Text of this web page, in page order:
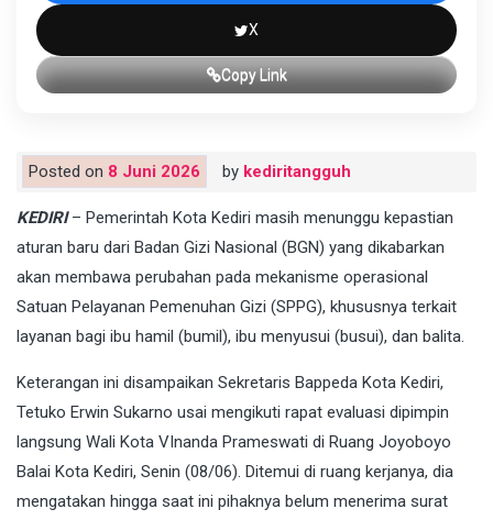
X
Copy Link
Posted on 8 Juni 2026 by kediritangguh
KEDIRI – Pemerintah Kota Kediri masih menunggu kepastian
aturan baru dari Badan Gizi Nasional (BGN) yang dikabarkan
akan membawa perubahan pada mekanisme operasional
Satuan Pelayanan Pemenuhan Gizi (SPPG), khususnya terkait
layanan bagi ibu hamil (bumil), ibu menyusui (busui), dan balita.
Keterangan ini disampaikan Sekretaris Bappeda Kota Kediri,
Tetuko Erwin Sukarno usai mengikuti rapat evaluasi dipimpin
langsung Wali Kota VInanda Prameswati di Ruang Joyoboyo
Balai Kota Kediri, Senin (08/06). Ditemui di ruang kerjanya, dia
mengatakan hingga saat ini pihaknya belum menerima surat